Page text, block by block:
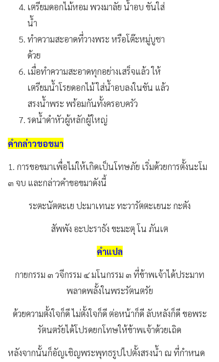
เตรียมดอกไม้หอม พวงมาลัย น้ำอบ ขันใส่
น้ำ
ทำความสะอาดที่วางพระ หรือโต๊ะหมู่บูชา
ด้วย
เมื่อทำความสะอาดทุกอย่างเสร็จแล้วให้
เตรียมน้ำโรยดอกไม้ใส่น้ำอบลงในขัน แล้ว
สรงน้ำพระ พร้อมกันทั้งครอบครัว
รดน้ำดำหัวผู้หลักผู้ใหญ่
คำกล่าวขอขมา
1. การขอขมาเพื่อไม่ให้เกิดเป็นโทษภัย เริ่มด้วยการตั้งนะโม
๓ จบ และกล่าวคำขอขมาดังนี้
ระตะนัตตะเย ปะมาเทนะ ทะวารัตตะเยนะ กะตัง
สัพพัง อะปะราธัง ขะมะตุ โน ภันเต
คำแปล
กายกรรม ๓ วจีกรรม ๔มโนกรรม ๓ ที่ข้าพเจ้าได้ประมาท
พลาดพลั้งในพระรัตนตรัย
ด้วยความตั้งใจก็ดีไม่ตั้งใจก็ดี ต่อหน้าก็ดี ลับหลังก็ดี ขอพระ
รัตนตรัยได้โปรดยกโทษให้ข้าพเจ้าด้วยเถิด
หลังจากนั้นก็อัญเชิญพระพุทธรูปไปตั้งสรงน้ำ ณ ที่กำหนด